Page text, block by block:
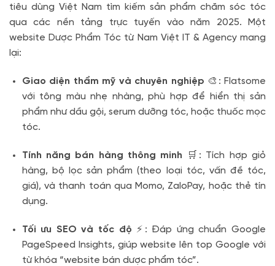
tiêu dùng Việt Nam tìm kiếm sản phẩm chăm sóc tóc
qua các nền tảng trực tuyến vào năm 2025. Một
website Dược Phẩm Tóc từ Nam Việt IT & Agency mang
lại:
Giao diện thẩm mỹ và chuyên nghiệp 🎨: Flatsome
với tông màu nhẹ nhàng, phù hợp để hiển thị sản
phẩm như dầu gội, serum dưỡng tóc, hoặc thuốc mọc
tóc.
Tính năng bán hàng thông minh 🛒: Tích hợp giỏ
hàng, bộ lọc sản phẩm (theo loại tóc, vấn đề tóc,
giá), và thanh toán qua Momo, ZaloPay, hoặc thẻ tín
dụng.
Tối ưu SEO và tốc độ ⚡: Đáp ứng chuẩn Google
PageSpeed Insights, giúp website lên top Google với
từ khóa “website bán dược phẩm tóc”.